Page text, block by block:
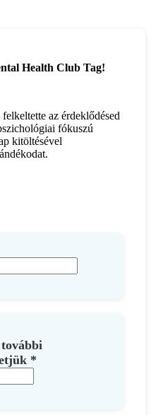
Health Club Tag!
az érdeklődésed
fókuszú
kitöltésével
*